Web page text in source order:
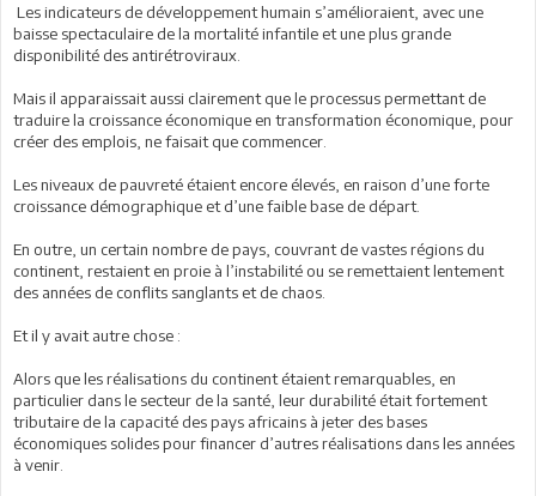
Les indicateurs de développement humain s’amélioraient, avec une
baisse spectaculaire de la mortalité infantile et une plus grande
disponibilité des antirétroviraux.
Mais il apparaissait aussi clairement que le processus permettant de
traduire la croissance économique en transformation économique, pour
créer des emplois, ne faisait que commencer.
Les niveaux de pauvreté étaient encore élevés, en raison d’une forte
croissance démographique et d’une faible base de départ.
En outre, un certain nombre de pays, couvrant de vastes régions du
continent, restaient en proie à l’instabilité ou se remettaient lentement
des années de conflits sanglants et de chaos.
Et il y avait autre chose :
Alors que les réalisations du continent étaient remarquables, en
particulier dans le secteur de la santé, leur durabilité était fortement
tributaire de la capacité des pays africains à jeter des bases
économiques solides pour financer d’autres réalisations dans les années
à venir.